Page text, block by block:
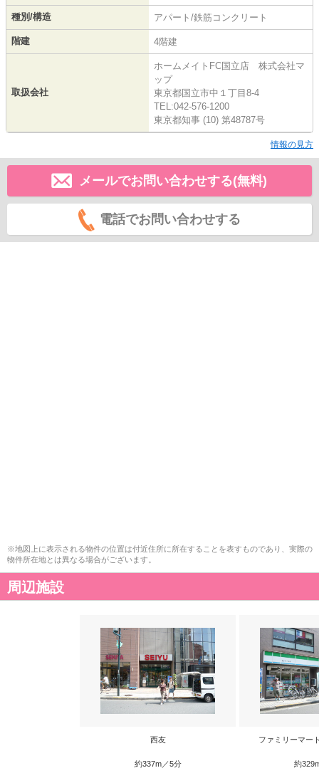
種別/構造 アパート/鉄筋コンクリート
階建 4階建
取扱会社
ホームメイトFC国立店 株式会社マ
ップ
東京都国立市中１丁目8-4
TEL:042-576-1200
東京都知事 (10) 第48787号
情報の見方
メールでお問い合わせする(無料)
電話でお問い合わせする
※地図上に表示される物件の位置は付近住所に所在することを表すものであり、実際の
物件所在地とは異なる場合がございます。
周辺施設
西友
約337m／5分
ファミリーマー
約